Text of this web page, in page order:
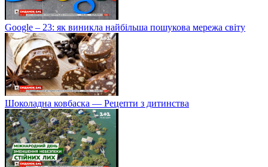
Google – 23: як виникла найбільша пошукова мережа світу
Шоколадна ковбаска — Рецепти з дитинства